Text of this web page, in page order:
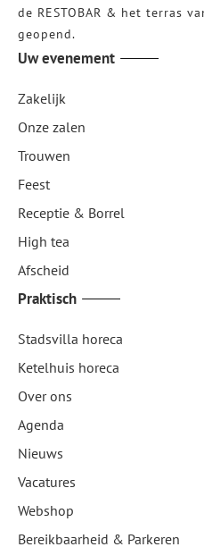
de RESTOBAR & het terras
geopend.
Uw evenement
Zakelijk
Onze zalen
Trouwen
Feest
Receptie & Borrel
High tea
Afscheid
Praktisch
Stadsvilla horeca
Ketelhuis horeca
Over ons
Agenda
Nieuws
Vacatures
Webshop
Bereikbaarheid & Parkeren